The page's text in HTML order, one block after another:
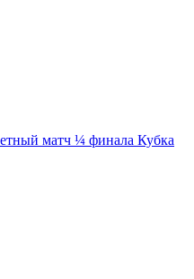
матч ¼ финала Кубка